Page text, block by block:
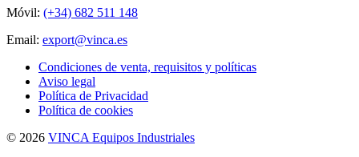
Móvil: (+34) 682 511 148
Email: export@vinca.es
Condiciones de venta, requisitos y políticas
Aviso legal
Política de Privacidad
Política de cookies
© 2026 VINCA Equipos Industriales